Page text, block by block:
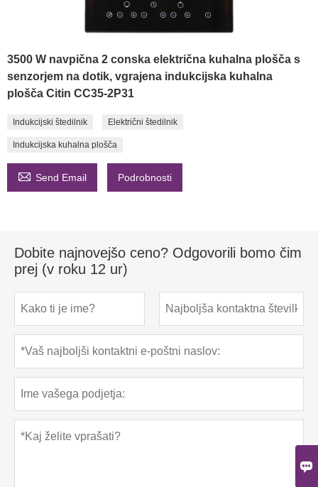
3500 W navpična 2 conska električna kuhalna plošča s
senzorjem na dotik, vgrajena indukcijska kuhalna
plošča Citin CC35-2P31
Indukcijski štedilnik Električni štedilnik
Indukcijska kuhalna plošča
 Send Email Podrobnosti
Dobite najnovejšo ceno? Odgovorili bomo čim
prej (v roku 12 ur)
